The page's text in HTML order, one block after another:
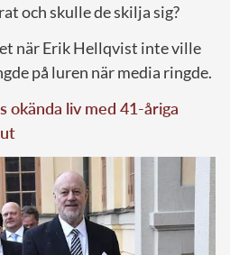
och skulle de skilja sig?
när Erik Hellqvist inte ville
på luren när media ringde.
okända liv med 41-åriga